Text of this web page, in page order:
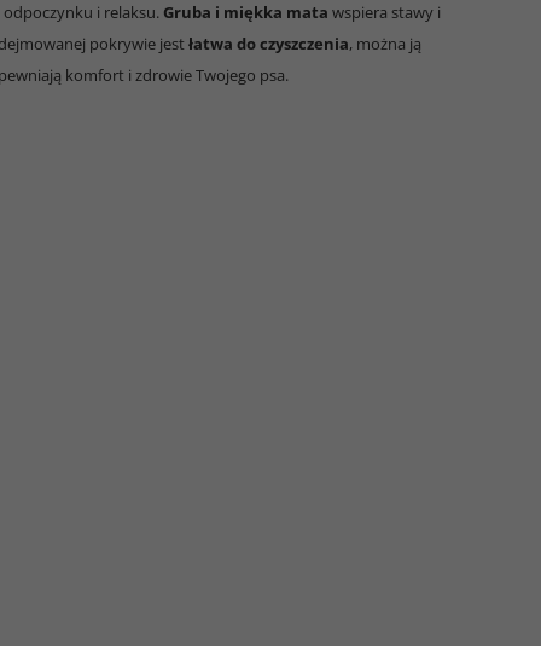
i relaksu. Gruba i miękka mata wspiera stawy i
pokrywie jest łatwa do czyszczenia, można ją
komfort i zdrowie Twojego psa.